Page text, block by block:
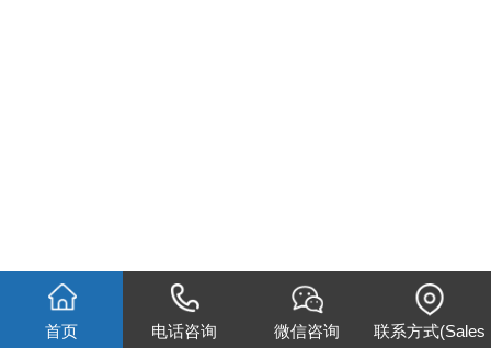
首页 电话咨询 微信咨询
联系方式(Sales